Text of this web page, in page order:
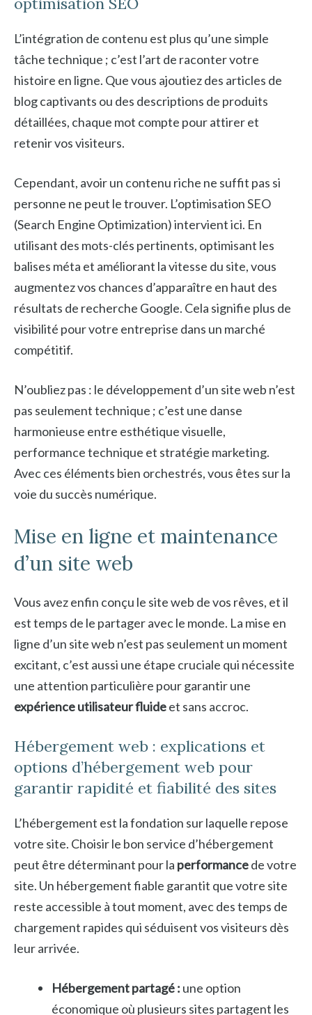
L’intégration de contenu est plus qu’une simple
tâche technique ; c’est l’art de raconter votre
histoire en ligne. Que vous ajoutiez des articles de
blog captivants ou des descriptions de produits
détaillées, chaque mot compte pour attirer et
retenir vos visiteurs.
Cependant, avoir un contenu riche ne suffit pas si
personne ne peut le trouver. L’optimisation SEO
(Search Engine Optimization) intervient ici. En
utilisant des mots-clés pertinents, optimisant les
balises méta et améliorant la vitesse du site, vous
augmentez vos chances d’apparaître en haut des
résultats de recherche Google. Cela signifie plus de
visibilité pour votre entreprise dans un marché
compétitif.
N’oubliez pas : le développement d’un site web n’est
pas seulement technique ; c’est une danse
harmonieuse entre esthétique visuelle,
performance technique et stratégie marketing.
Avec ces éléments bien orchestrés, vous êtes sur la
voie du succès numérique.
Mise en ligne et maintenance
d’un site web
Vous avez enfin conçu le site web de vos rêves, et il
est temps de le partager avec le monde. La mise en
ligne d’un site web n’est pas seulement un moment
excitant, c’est aussi une étape cruciale qui nécessite
une attention particulière pour garantir une
expérience utilisateur fluideet sans accroc.
Hébergement web : explications et
options d’hébergement web pour
garantir rapidité et fiabilité des sites
L’hébergement est la fondation sur laquelle repose
votre site. Choisir le bon service d’hébergement
peut être déterminant pour la performancede votre
site. Un hébergement fiable garantit que votre site
reste accessible à tout moment, avec des temps de
chargement rapides qui séduisent vos visiteurs dès
leur arrivée.
Hébergement partagé : une option
économique où plusieurs sites partagent les